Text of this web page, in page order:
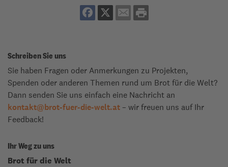
Schreiben Sie uns
Sie haben Fragen oder Anmerkungen zu Projekten,
Spenden oder anderen Themen rund um Brot für die Welt?
Dann senden Sie uns einfach eine Nachricht an
kontakt@brot-fuer-die-welt.at– wir freuen uns auf Ihr
Feedback!
Ihr Weg zu uns
Brot für die Welt